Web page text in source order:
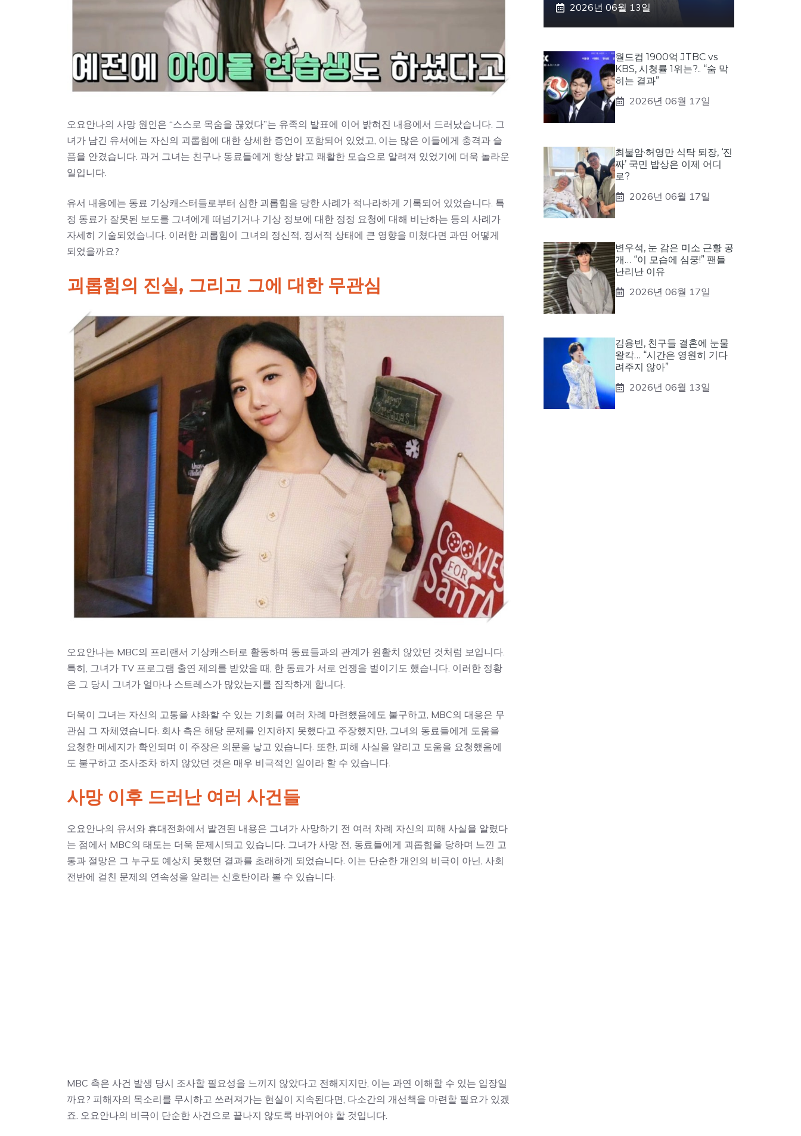
오요안나의 사망 원인은 “스스로 목숨을 끊었다”는 유족의 발표에 이어 밝혀진 내용에서 드러났습니다. 그
녀가 남긴 유서에는 자신의 괴롭힘에 대한 상세한 증언이 포함되어 있었고, 이는 많은 이들에게 충격과 슬
픔을 안겼습니다. 과거 그녀는 친구나 동료들에게 항상 밝고 쾌활한 모습으로 알려져 있었기에 더욱 놀라운
일입니다.
유서 내용에는 동료 기상캐스터들로부터 심한 괴롭힘을 당한 사례가 적나라하게 기록되어 있었습니다. 특
정 동료가 잘못된 보도를 그녀에게 떠넘기거나 기상 정보에 대한 정정 요청에 대해 비난하는 등의 사례가
자세히 기술되었습니다. 이러한 괴롭힘이 그녀의 정신적, 정서적 상태에 큰 영향을 미쳤다면 과연 어떻게
되었을까요?
괴롭힘의 진실, 그리고 그에 대한 무관심
오요안나는 MBC의 프리랜서 기상캐스터로 활동하며 동료들과의 관계가 원활치 않았던 것처럼 보입니다.
특히, 그녀가 TV 프로그램 출연 제의를 받았을 때, 한 동료가 서로 언쟁을 벌이기도 했습니다. 이러한 정황
은 그 당시 그녀가 얼마나 스트레스가 많았는지를 짐작하게 합니다.
더욱이 그녀는 자신의 고통을 샤화할 수 있는 기회를 여러 차례 마련했음에도 불구하고, MBC의 대응은 무
관심 그 자체였습니다. 회사 측은 해당 문제를 인지하지 못했다고 주장했지만, 그녀의 동료들에게 도움을
요청한 메세지가 확인되며 이 주장은 의문을 낳고 있습니다. 또한, 피해 사실을 알리고 도움을 요청했음에
도 불구하고 조사조차 하지 않았던 것은 매우 비극적인 일이라 할 수 있습니다.
사망 이후 드러난 여러 사건들
오요안나의 유서와 휴대전화에서 발견된 내용은 그녀가 사망하기 전 여러 차례 자신의 피해 사실을 알렸다
는 점에서 MBC의 태도는 더욱 문제시되고 있습니다. 그녀가 사망 전, 동료들에게 괴롭힘을 당하며 느낀 고
통과 절망은 그 누구도 예상치 못했던 결과를 초래하게 되었습니다. 이는 단순한 개인의 비극이 아닌, 사회
전반에 걸친 문제의 연속성을 알리는 신호탄이라 볼 수 있습니다.
MBC 측은 사건 발생 당시 조사할 필요성을 느끼지 않았다고 전해지지만, 이는 과연 이해할 수 있는 입장일
까요? 피해자의 목소리를 무시하고 쓰러져가는 현실이 지속된다면, 다소간의 개선책을 마련할 필요가 있겠
죠. 오요안나의 비극이 단순한 사건으로 끝나지 않도록 바뀌어야 할 것입니다.
2026년 06월 13일
월드컵 1900억 JTBC vs
KBS, 시청률 1위는?.. “숨 막
히는 결과”
2026년 06월 17일
최불암·허영만 식탁 퇴장, ‘진
짜’ 국민 밥상은 이제 어디
로?
2026년 06월 17일
변우석, 눈 감은 미소 근황 공
개… “이 모습에 심쿵!” 팬들
난리난 이유
2026년 06월 17일
김용빈, 친구들 결혼에 눈물
왈칵… “시간은 영원히 기다
려주지 않아”
2026년 06월 13일